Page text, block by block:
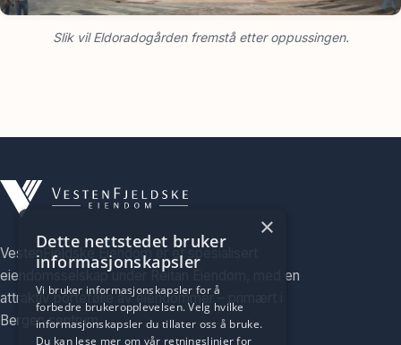
Slik vil Eldoradogården fremstå etter oppussingen.
VestenFjeldske Eiendom er et spesialisert
eiendomsselskap under Reitan Eiendom, med en
attraktiv portefølje av eiendommer – primært i
Bergen sentrum.
×
Dette nettstedet bruker
informasjonskapsler
Vi bruker informasjonskapsler for å
forbedre brukeropplevelsen. Velg hvilke
informasjonskapsler du tillater oss å bruke.
Du kan lese mer om vår retningslinjer for